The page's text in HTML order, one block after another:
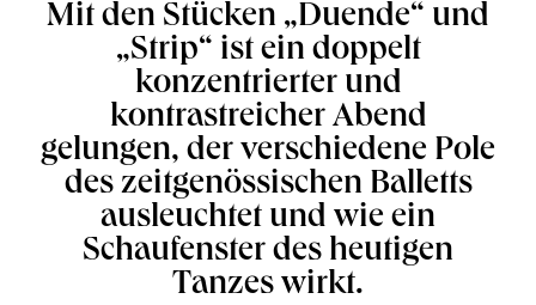
Mit den Stücken „Duende“ und
„Strip“ ist ein doppelt
konzentrierter und
kontrastreicher Abend
gelungen, der verschiedene Pole
des zeitgenössischen Balletts
ausleuchtet und wie ein
Schaufenster des heutigen
Tanzes wirkt.